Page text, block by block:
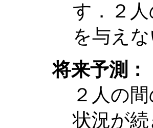
す．２
を与え
将来予測
２人の
状況が